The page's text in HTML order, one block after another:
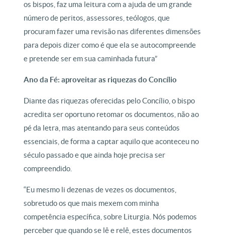
os bispos, faz uma leitura com a ajuda de um grande
número de peritos, assessores, teólogos, que
procuram fazer uma revisão nas diferentes dimensões
para depois dizer como é que ela se autocompreende
e pretende ser em sua caminhada futura”
Ano da Fé: aproveitar as riquezas do Concílio
Diante das riquezas oferecidas pelo Concílio, o bispo
acredita ser oportuno retomar os documentos, não ao
pé da letra, mas atentando para seus conteúdos
essenciais, de forma a captar aquilo que aconteceu no
século passado e que ainda hoje precisa ser
compreendido.
“Eu mesmo li dezenas de vezes os documentos,
sobretudo os que mais mexem com minha
competência específica, sobre Liturgia. Nós podemos
perceber que quando se lê e relê, estes documentos